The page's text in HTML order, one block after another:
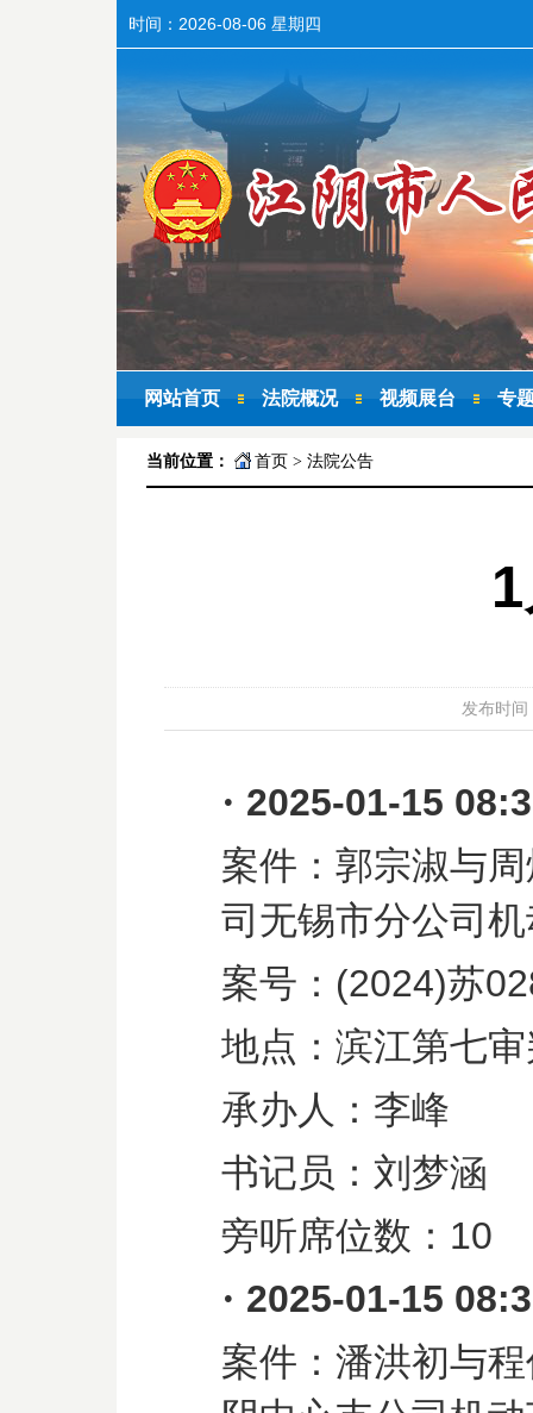
时间： 2026-08-06 星期四
网站首页 法院概况 视频展台 专
当前位置： 首页 > 法院公告
发布时
· 2025-01-15
案件：郭宗淑与
司无锡市分公司
案号： (2024)苏
地点：滨江第七
承办人：李峰
书记员：刘梦涵
旁听席位数： 10
· 2025-01-15
案件：潘洪初与